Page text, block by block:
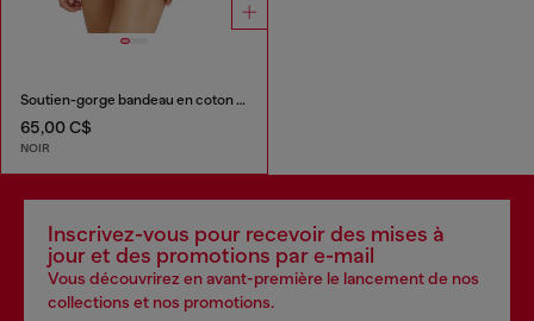
Soutien-gorge bandeau en coton à imprimé floral all-over
65,00 C$
NOIR
Inscrivez-vous pour recevoir des mises à
jour et des promotions par e-mail
Vous découvrirez en avant-première le lancement de nos
collections et nos promotions.